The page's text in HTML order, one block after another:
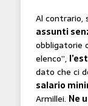
Al contrario,
assunti
obbligatorie
elenco”,
dato che ci
salario
Armillei. Ne